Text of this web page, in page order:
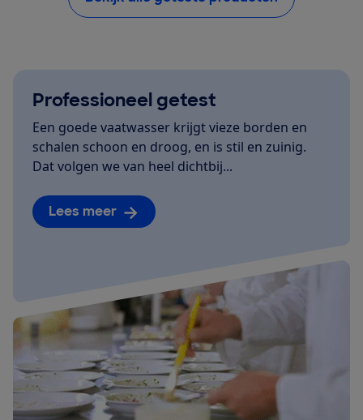
Professioneel getest
Een goede vaatwasser krijgt vieze borden en
schalen schoon en droog, en is stil en zuinig.
Dat volgen we van heel dichtbij...
Lees meer